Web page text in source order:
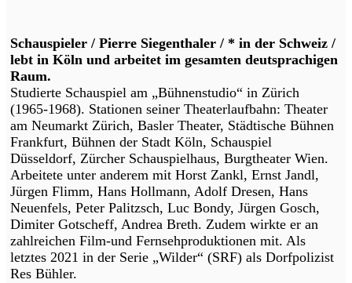
Schauspieler / Pierre Siegenthaler / * in der Schweiz /
lebt in Köln und arbeitet im gesamten deutsprachigen
Raum.
Studierte Schauspiel am „Bühnenstudio“ in Zürich
(1965-1968). Stationen seiner Theaterlaufbahn: Theater
am Neumarkt Zürich, Basler Theater, Städtische Bühnen
Frankfurt, Bühnen der Stadt Köln, Schauspiel
Düsseldorf, Zürcher Schauspielhaus, Burgtheater Wien.
Arbeitete unter anderem mit Horst Zankl, Ernst Jandl,
Jürgen Flimm, Hans Hollmann, Adolf Dresen, Hans
Neuenfels, Peter Palitzsch, Luc Bondy, Jürgen Gosch,
Dimiter Gotscheff, Andrea Breth. Zudem wirkte er an
zahlreichen Film-und Fernsehproduktionen mit. Als
letztes 2021 in der Serie „Wilder“ (SRF) als Dorfpolizist
Res Bühler.